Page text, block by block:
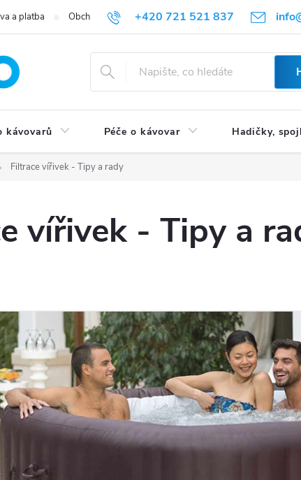
+420 721 521 837
a platba Obchodní podmínky Reklamace a vrácení zboží
kávovarů Péče o kávovar Hadičky,
Filtrace vířivek - Tipy a rady
vířivek - Tipy a